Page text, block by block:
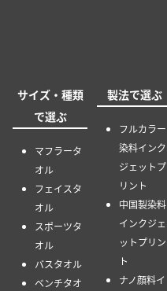
サイズ・種類
で選ぶ
マフラータ
オル
フェイスタ
オル
スポーツタ
オル
バスタオル
ベンチタオ
製法で選ぶ
フルカラー
染料インク
ジェットプ
リント
中国製染料
インクジェ
ットプリン
ト
ナノ顔料イ